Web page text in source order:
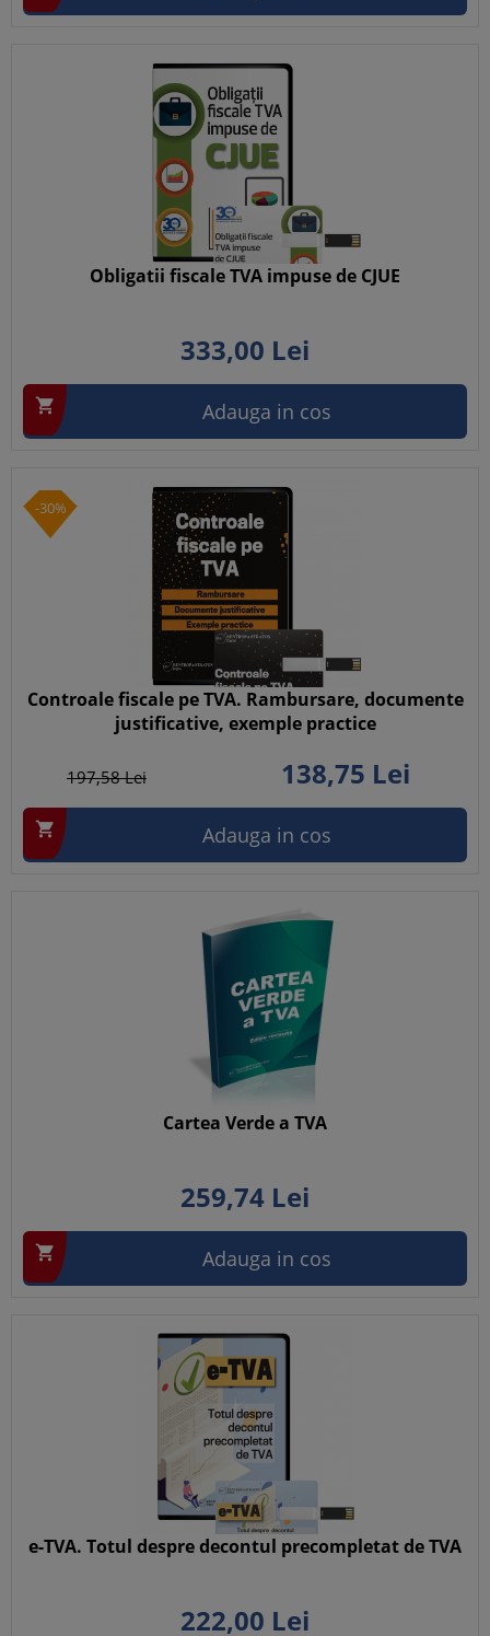
Obligatii fiscale TVA impuse de CJUE
333,00 Lei
 Adauga in cos
-30%
Controale fiscale pe TVA. Rambursare, documente
justificative, exemple practice
197,58Lei 138,75 Lei
 Adauga in cos
Cartea Verde a TVA
259,74 Lei
 Adauga in cos
e-TVA. Totul despre decontul precompletat de TVA
222,00 Lei